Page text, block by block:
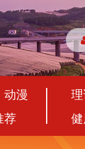
动漫
荐